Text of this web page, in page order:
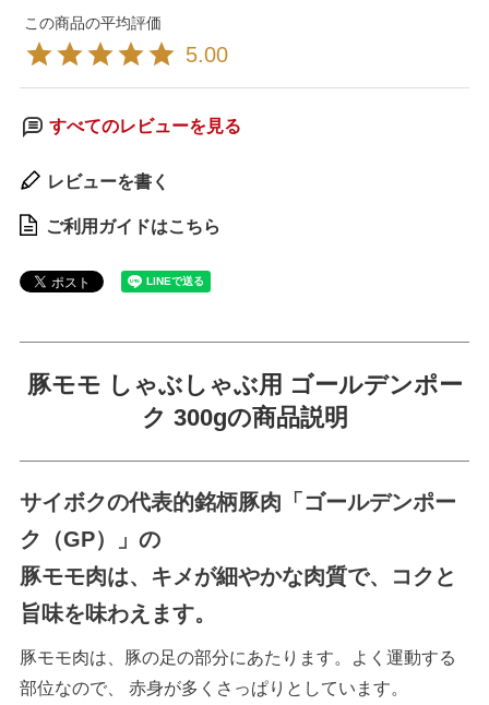
5.00
すべてのレビューを見る
レビューを書く
ご利用ガイドはこちら
豚モモ しゃぶしゃぶ用 ゴールデンポー
ク 300gの商品説明
サイボクの代表的銘柄豚肉「ゴールデンポー
ク（GP）」の
豚モモ肉は、キメが細やかな肉質で、コクと
旨味を味わえます。
豚モモ肉は、豚の足の部分にあたります。よく運動する
部位なので、 赤身が多くさっぱりとしています。